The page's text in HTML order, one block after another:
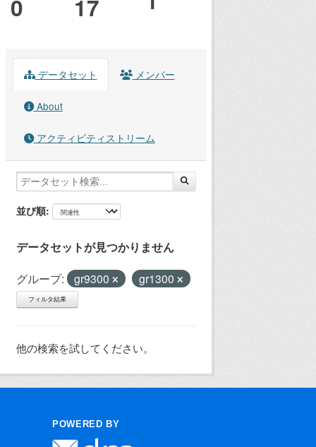
0 17
データセット メンバー
About
アクティビティストリーム
並び順
データセットが見つかりません
グループ: gr9300 gr1300
フィルタ結果
他の検索を試してください。
POWERED BY